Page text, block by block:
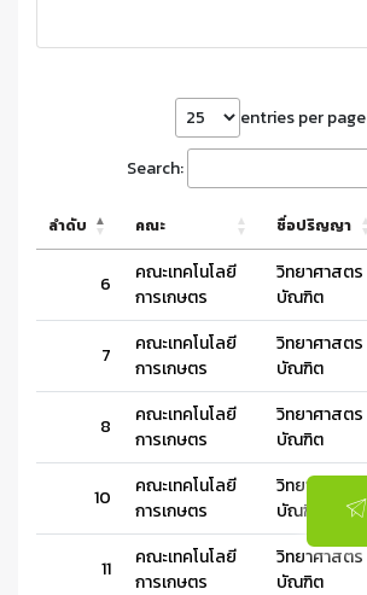
entries per page
Search:
ลำดับ คณะ ชื่อปริญญา
6
คณะเทคโนโลยี
การเกษตร
วิทยาศาสตร
บัณฑิต
7
คณะเทคโนโลยี
การเกษตร
วิทยาศาสตร
บัณฑิต
8
คณะเทคโนโลยี
การเกษตร
วิทยาศาสตร
บัณฑิต
10
คณะเทคโนโลยี
การเกษตร
วิทยาศาสตร
บัณฑิต
11
คณะเทคโนโลยี
การเกษตร
วิทยาศาสตร
บัณฑิต